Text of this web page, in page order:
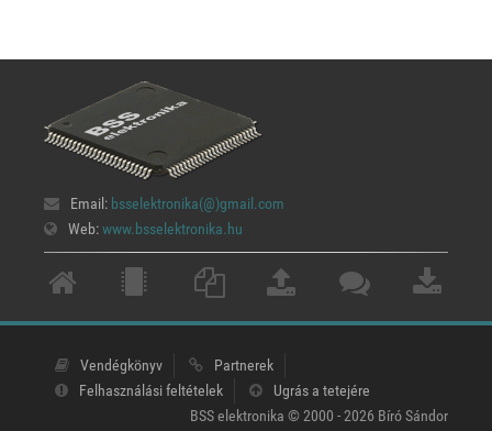
Email: bsselektronika(@)gmail.com
Web:www.bsselektronika.hu
Vendégkönyv
Partnerek
Felhasználási feltételek
Ugrás a tetejére
BSS elektronika © 2000 - 2026 Bíró Sándor